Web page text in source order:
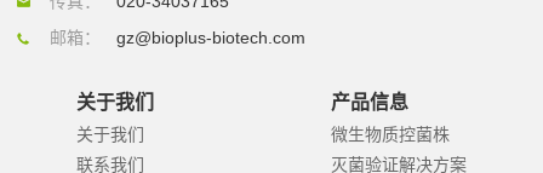
邮箱：
gz@bioplus-biotech.com
关于我们
关于我们
联系我们
产品信息
微生物质控菌株
灭菌验证解决方案